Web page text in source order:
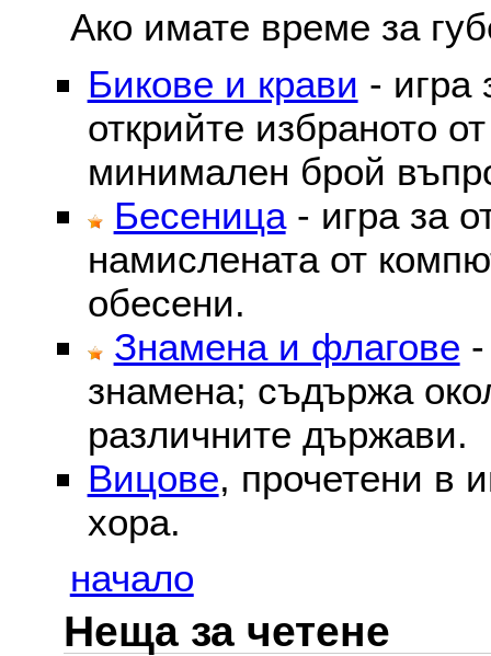
Ако имате време за
Бикове и крави - игра
открийте избраното
минимален брой
Бесеница- игра за
намислената от
обесени.
Знамена и флагове
знамена; съдържа
различните държави.
Вицове, прочетени в
хора.
начало
Неща за четене